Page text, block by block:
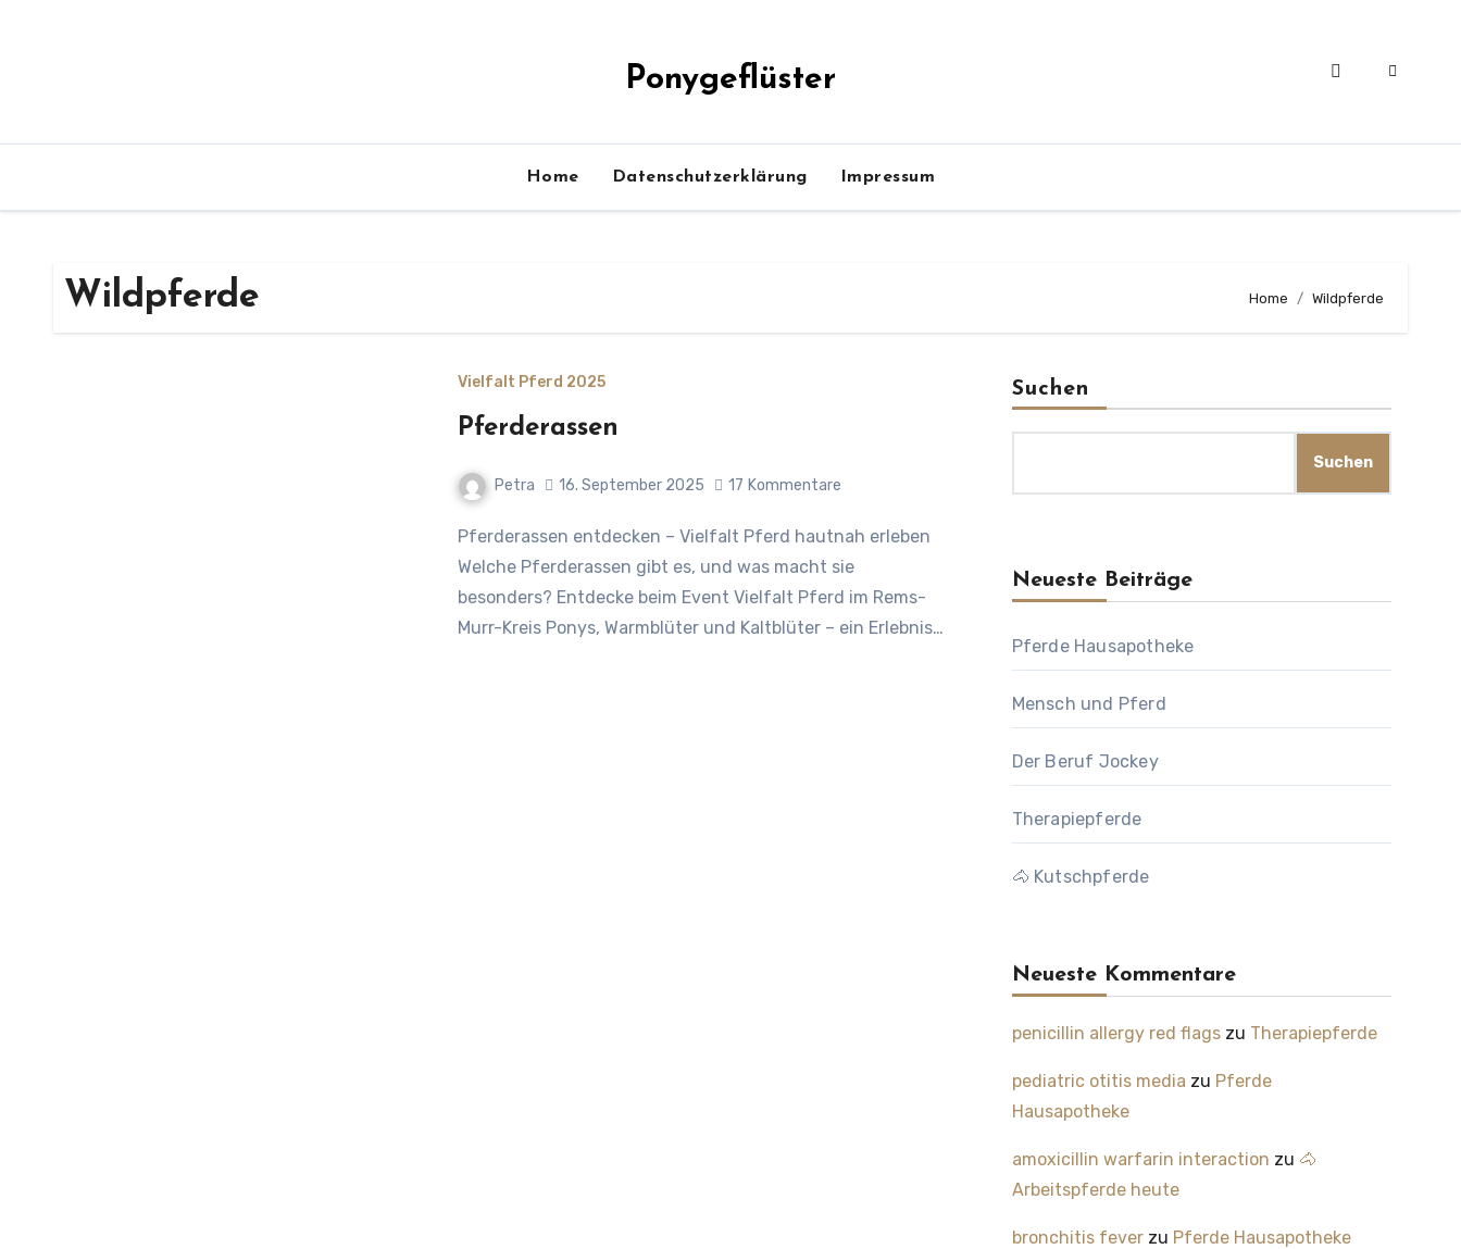
Ponygeflüster
Home Datenschutzerklärung Impressum
Wildpferde Home Wildpferde
Vielfalt Pferd 2025
Pferderassen
Petra 16. September 2025 17 Kommentare
Pferderassen entdecken – Vielfalt Pferd hautnah erleben
Welche Pferderassen gibt es, und was macht sie
besonders? Entdecke beim Event Vielfalt Pferd im Rems-
Murr-Kreis Ponys, Warmblüter und Kaltblüter – ein Erlebnis…
Suchen
Suchen
Neueste Beiträge
Pferde Hausapotheke
Mensch und Pferd
Der Beruf Jockey
Therapiepferde
🐴 Kutschpferde
Neueste Kommentare
penicillin allergy red flagszu Therapiepferde
pediatric otitis media zu Pferde
Hausapotheke
amoxicillin warfarin interaction zu 🐴
Arbeitspferde heute
bronchitis feverzu Pferde Hausapotheke